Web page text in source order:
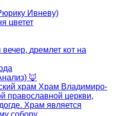
Ивневу)
дремлет кот на
🦊